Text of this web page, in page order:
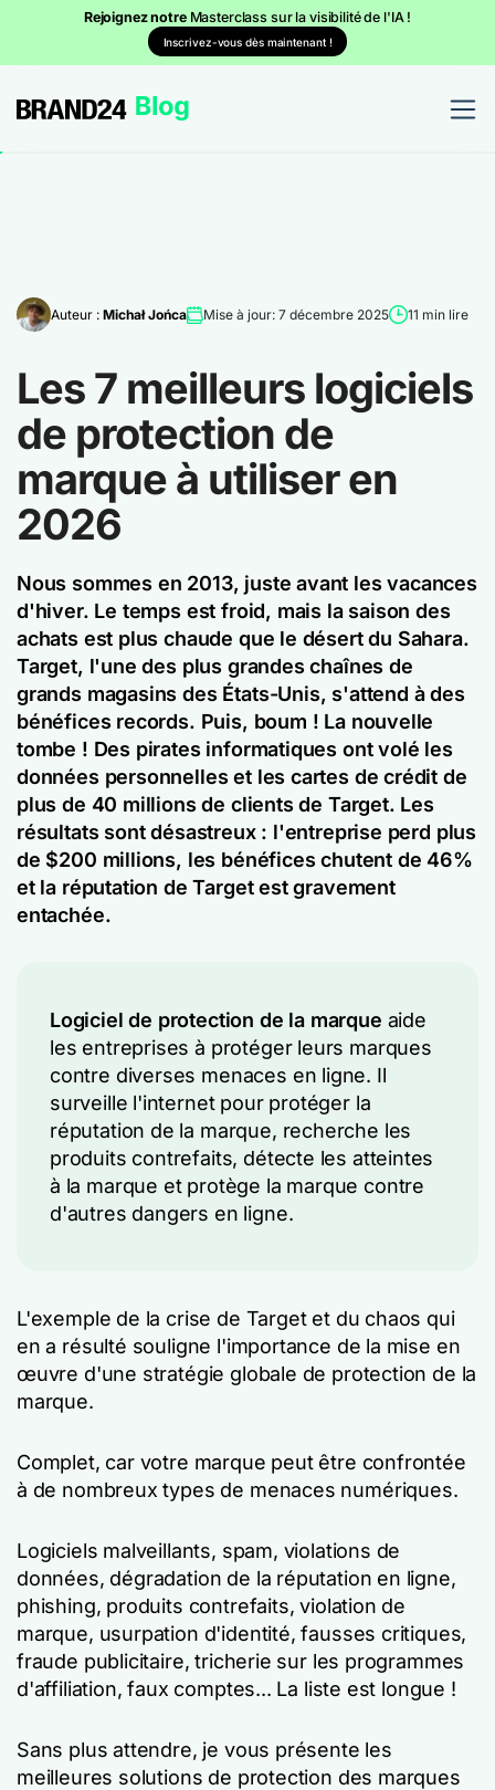
Rejoignez notre Masterclass sur la visibilité de l'IA !
Inscrivez-vous dès maintenant !
Auteur : Michał Jońca Mise à jour: 7 décembre 2025 11 min lire
Les 7 meilleurs logiciels
de protection de
marque à utiliser en
2026
Nous sommes en 2013, juste avant les vacances
d'hiver. Le temps est froid, mais la saison des
achats est plus chaude que le désert du Sahara.
Target, l'une des plus grandes chaînes de
grands magasins des États-Unis, s'attend à des
bénéfices records. Puis, boum ! La nouvelle
tombe ! Des pirates informatiques ont volé les
données personnelles et les cartes de crédit de
plus de 40 millions de clients de Target. Les
résultats sont désastreux : l'entreprise perd plus
de $200 millions, les bénéfices chutent de 46%
et la réputation de Target est gravement
entachée.
Logiciel de protection de la marque aide
les entreprises à protéger leurs marques
contre diverses menaces en ligne. Il
surveille l'internet pour protéger la
réputation de la marque, recherche les
produits contrefaits, détecte les atteintes
à la marque et protège la marque contre
d'autres dangers en ligne.
L'exemple de la crise de Target et du chaos qui
en a résulté souligne l'importance de la mise en
œuvre d'une stratégie globale de protection de la
marque.
Complet, car votre marque peut être confrontée
à de nombreux types de menaces numériques.
Logiciels malveillants, spam, violations de
données, dégradation de la réputation en ligne,
phishing, produits contrefaits, violation de
marque, usurpation d'identité, fausses critiques,
fraude publicitaire, tricherie sur les programmes
d'affiliation, faux comptes... La liste est longue !
Sans plus attendre, je vous présente les
meilleures solutions de protection des marques